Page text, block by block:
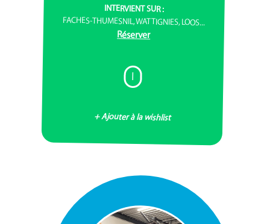
INTERVIENT SUR :
FACHES-THUMESNIL, WATTIGNIES, LOOS...
Réserver
I
+ Ajouter à la wishlist